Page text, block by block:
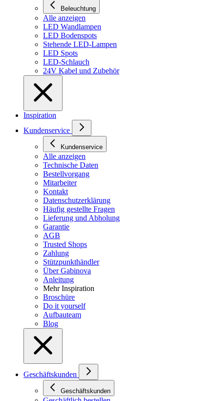
Beleuchtung
Alle anzeigen
LED Wandlampen
LED Bodenspots
Stehende LED-Lampen
LED Spots
LED-Schlauch
24V Kabel und Zubehör
Inspiration
Kundenservice
Kundenservice
Alle anzeigen
Technische Daten
Bestellvorgang
Mitarbeiter
Kontakt
Datenschutzerklärung
Häufig gestellte Fragen
Lieferung und Abholung
Garantie
AGB
Trusted Shops
Zahlung
Stützpunkthändler
Über Gabinova
Anleitung
Mehr Inspiration
Broschüre
Do it yourself
Aufbauteam
Blog
Geschäftskunden
Geschäftskunden